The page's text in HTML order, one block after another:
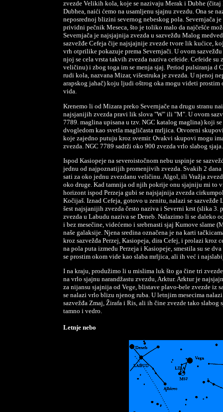
zvezde Velikih kola, koje se nazivaju Merak i Dubhe (čitaj
Dubhea, naići ćemo na usamljenu sjajnu zvezdu. Ona se
neposrednoj blizini severnog nebeskog pola. Severnjača
prividni pečnik Meseca, što je toliko malo da najčešće
Severnjača je najsjajnija zvezda u sazvežđu Malog
sazvežđe Cefeja čije najsjajnije zvezde tvore lik kućice,
vrh otprilike pokazuje prema Severnjači. U ovom
njoj se cela vrsta takvih zvezda naziva cefeide. Cefeide
veličinu) i zbog toga im se menja sjaj. Period pulsiranja d
rudi kola, nazvana Mizar, višestruka je zvezda. U njenoj
arapskog jahač) koju ljudi oštrog oka mogu videti
vida.
Krenemo li od Mizara preko Severnjače na drugu stranu
najsjanijih zvezda pravi lik slova "W" ili "M". U ovom
7789. maglina upisana u tzv. NGC katalog maglina) koji
dvogledom kao svetla magličasta mrljica. Otvoreni
koje zajedno putuju kroz svemir. Ovakvi skupovi mogu
zvezda. NGC 7789 sadrži oko 900 zvezda vrlo slabog sjaja.
Ispod Kasiopeje na severoistočnom nebu uspinje se
jednu od najpoznatijih promenjivih zvezda. Svakih 2
sati za oko jednu zvezdanu veličinu. Algol, ili Vražja
oko druge. Kad tamnija od njih pokrije onu sjajniju mi to
horizont ispod Perzeja gubi se najsjajnija zvezda
Kočijaš. Iznad Cefeja, gotovo u zenitu, nalazi se
šest najsjanijih zvezda često naziva i Severni krst (slika 3.
zvezda u Labudu naziva se Deneb. Nalazimo li se daleko
i bez mesečine, videćemo i srebrnasti sjaj Kumove slame
naše galaksije. Njena sredina označena je na karti
kroz sazvežđa Perzej, Kasiopeja, dira Cefej, i prolazi kroz
na pola puta između Perzeja i Kasiopeje, smestila su se
se prostim okom vide kao slaba mrljica, ali ih već i
I na kraju, produžimo li u mislima luk što ga čine tri
na vrlo sjajnu narandžastu zvezdu, Arktur. Arktur je
za nijansu sjajnija od Vege, blistave plavo-bele zvezde iz
se nalazi vrlo blizu njenog ruba. U letnjim mesecima
sazvežđa Zmaj, Žirafa i Ris, ali ih čine zvezde tako
tamno i vedro.
Letnje nebo